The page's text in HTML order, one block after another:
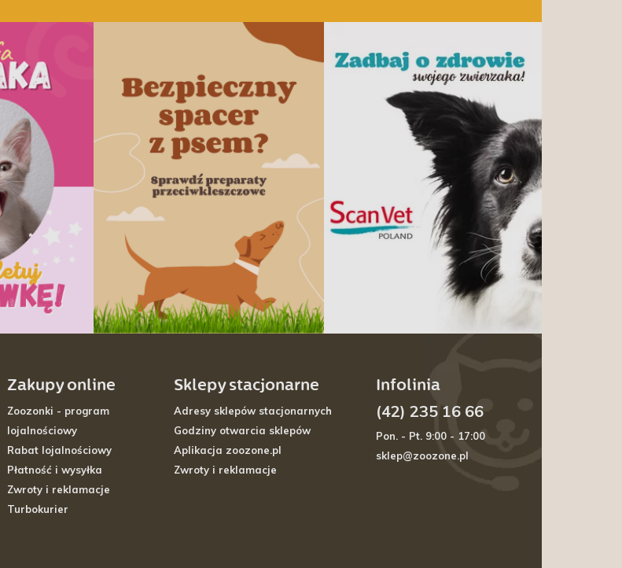
Zakupy online
Zoozonki - program
lojalnościowy
Rabat lojalnościowy
Płatność i wysyłka
Zwroty i reklamacje
Turbokurier
Sklepy stacjonarne
Adresy sklepów stacjonarnych
Godziny otwarcia sklepów
Aplikacja zoozone.pl
Zwroty i reklamacje
Infolinia
(42) 235 16 66
Pon. - Pt. 9:00 - 17:00
sklep@zoozone.pl